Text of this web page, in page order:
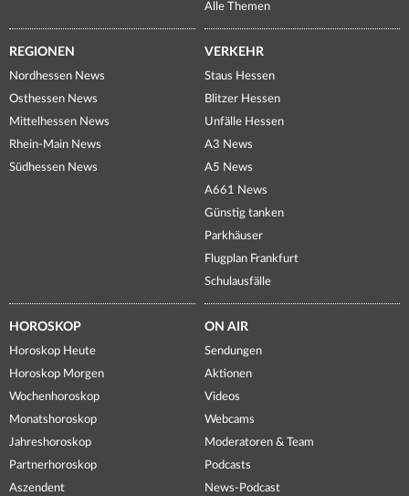
Alle Themen
REGIONEN
Nordhessen News
Osthessen News
Mittelhessen News
Rhein-Main News
Südhessen News
VERKEHR
Staus Hessen
Blitzer Hessen
Unfälle Hessen
A3 News
A5 News
A661 News
Günstig tanken
Parkhäuser
Flugplan Frankfurt
Schulausfälle
HOROSKOP
Horoskop Heute
Horoskop Morgen
Wochenhoroskop
Monatshoroskop
Jahreshoroskop
Partnerhoroskop
Aszendent
ON AIR
Sendungen
Aktionen
Videos
Webcams
Moderatoren & Team
Podcasts
News-Podcast